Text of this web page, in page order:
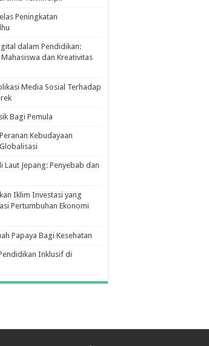
Peningkatan
dalam Pendidikan:
dan Kreativitas
Media Sosial Terhadap
Bagi Pemula
Kebudayaan
Laut Jepang: Penyebab dan
Iklim Investasi yang
Pertumbuhan Ekonomi
Papaya Bagi Kesehatan
Inklusif di